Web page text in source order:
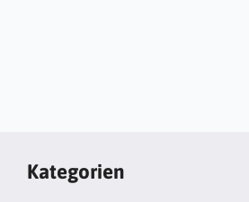
Kategorien